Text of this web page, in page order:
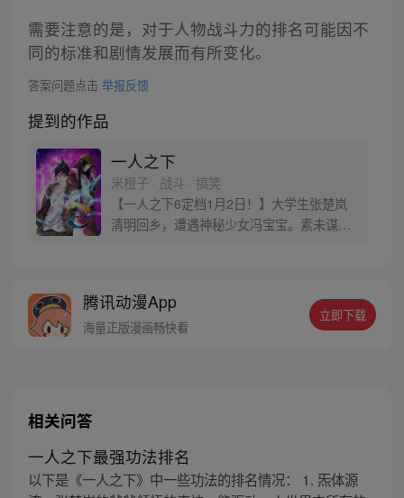
需要注意的是，对于人物战斗力的排名可能因不
同的标准和剧情发展而有所变化。
答案问题点击 举报反馈
提到的作品
一人之下
米橙子 · 战斗 · 搞笑
【一人之下6定档1月2日！】大学生张楚岚
清明回乡，遭遇神秘少女冯宝宝。素未谋面
密，张楚岚的生活被彻底颠覆，与冯宝宝一
同踏上“异人”之旅。
腾讯动漫App
海量正版漫画畅快看
立即下载
相关问答
一人之下最强功法排名
以下是《一人之下》中一些功法的排名情况： 1. 炁体源